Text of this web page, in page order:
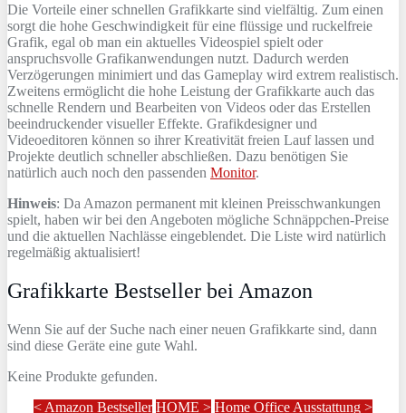
Die Vorteile einer schnellen Grafikkarte sind vielfältig. Zum einen
sorgt die hohe Geschwindigkeit für eine flüssige und ruckelfreie
Grafik, egal ob man ein aktuelles Videospiel spielt oder
anspruchsvolle Grafikanwendungen nutzt. Dadurch werden
Verzögerungen minimiert und das Gameplay wird extrem realistisch.
Zweitens ermöglicht die hohe Leistung der Grafikkarte auch das
schnelle Rendern und Bearbeiten von Videos oder das Erstellen
beeindruckender visueller Effekte. Grafikdesigner und
Videoeditoren können so ihrer Kreativität freien Lauf lassen und
Projekte deutlich schneller abschließen. Dazu benötigen Sie
natürlich auch noch den passenden Monitor.
Hinweis: Da Amazon permanent mit kleinen Preisschwankungen
spielt, haben wir bei den Angeboten mögliche Schnäppchen-Preise
und die aktuellen Nachlässe eingeblendet. Die Liste wird natürlich
regelmäßig aktualisiert!
Grafikkarte Bestseller bei Amazon
Wenn Sie auf der Suche nach einer neuen Grafikkarte sind, dann
sind diese Geräte eine gute Wahl.
Keine Produkte gefunden.
< Amazon Bestseller HOME > Home Office Ausstattung >